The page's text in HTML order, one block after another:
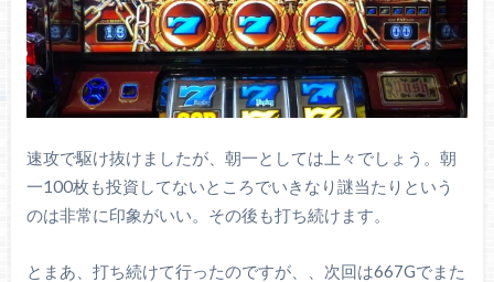
速攻で駆け抜けましたが、朝一としては上々でしょう。朝
一100枚も投資してないところでいきなり謎当たりという
のは非常に印象がいい。その後も打ち続けます。
とまあ、打ち続けて行ったのですが、、次回は667Gでまた